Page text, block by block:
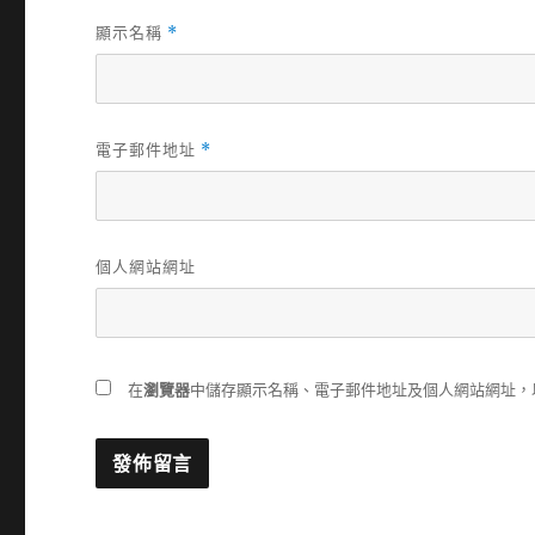
顯示名稱 *
電子郵件地址 *
個人網站網址
在瀏覽器中儲存顯示名稱、電子郵件地址及個人網站網址